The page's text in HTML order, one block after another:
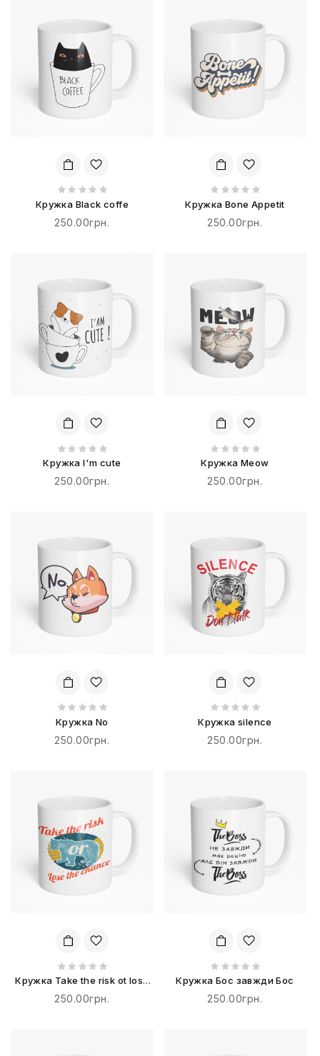
Кружка Black coffe
250.00грн.
Кружка Bone Appetit
250.00грн.
Кружка I'm cute
250.00грн.
Кружка Meow
250.00грн.
Кружка No
250.00грн.
Кружка silence
250.00грн.
Кружка Take the risk ot lose
the chance
250.00грн.
Кружка Бос завжди Бос
250.00грн.